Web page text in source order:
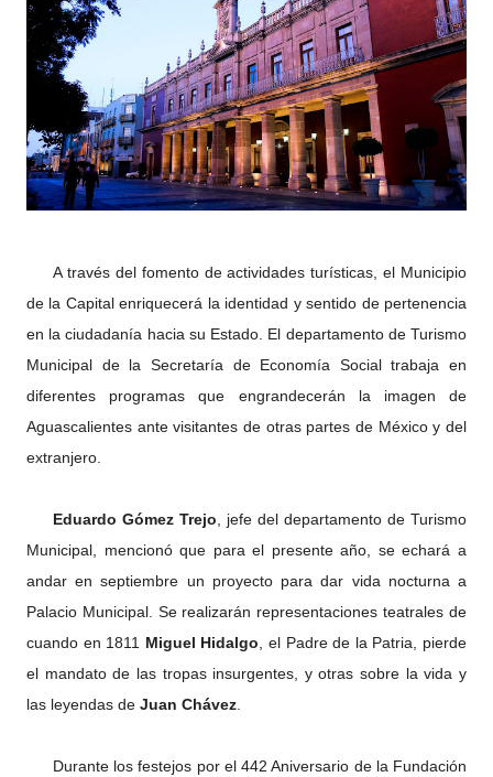
A través del fomento de actividades turísticas, el Municipio
de la Capital enriquecerá la identidad y sentido de pertenencia
en la ciudadanía hacia su Estado. El departamento de Turismo
Municipal de la Secretaría de Economía Social trabaja en
diferentes programas que engrandecerán la imagen de
Aguascalientes ante visitantes de otras partes de México y del
extranjero.
Eduardo Gómez Trejo, jefe del departamento de Turismo
Municipal, mencionó que para el presente año, se echará a
andar en septiembre un proyecto para dar vida nocturna a
Palacio Municipal. Se realizarán representaciones teatrales de
cuando en 1811 Miguel Hidalgo, el Padre de la Patria, pierde
el mandato de las tropas insurgentes, y otras sobre la vida y
las leyendas de Juan Chávez.
Durante los festejos por el 442 Aniversario de la Fundación